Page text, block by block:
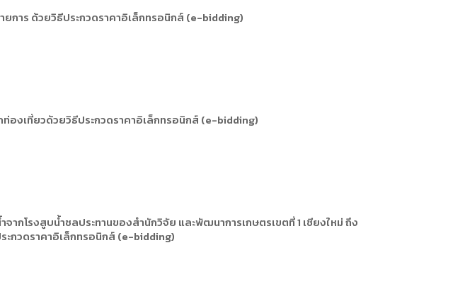
ยการ ด้วยวิธีประกวดราคาอิเล็กทรอนิกส์ (e-bidding)
ท่องเที่ยวด้วยวิธีประกวดราคาอิเล็กทรอนิกส์ (e-bidding)
ากโรงสูบน้ำชลประทานของสำนักวิจัย และพัฒนาการเกษตรเขตที่ 1 เชียงใหม่ ถึง
ระกวดราคาอิเล็กทรอนิกส์ (e-bidding)